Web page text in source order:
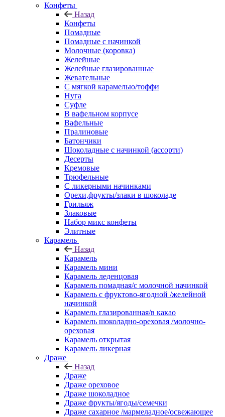
Конфеты
Назад
Конфеты
Помадные
Помадные с начинкой
Молочные (коровка)
Желейные
Желейные глазированные
Жевательные
С мягкой карамелью/тоффи
Нуга
Суфле
В вафельном корпусе
Вафельные
Пралиновые
Батончики
Шоколадные с начинкой (ассорти)
Десерты
Кремовые
Трюфельные
С ликерными начинками
Орехи,фрукты/злаки в шоколаде
Грильяж
Злаковые
Набор микс конфеты
Элитные
Карамель
Назад
Карамель
Карамель мини
Карамель леденцовая
Карамель помадная/с молочной начинкой
Карамель с фруктово-ягодной /желейной
начинкой
Карамель глазированная/в какао
Карамель шоколадно-ореховая /молочно-
ореховая
Карамель открытая
Карамель ликерная
Драже
Назад
Драже
Драже ореховое
Драже шоколадное
Драже фрукты/ягоды/семечки
Драже сахарное /мармеладное/освежающее